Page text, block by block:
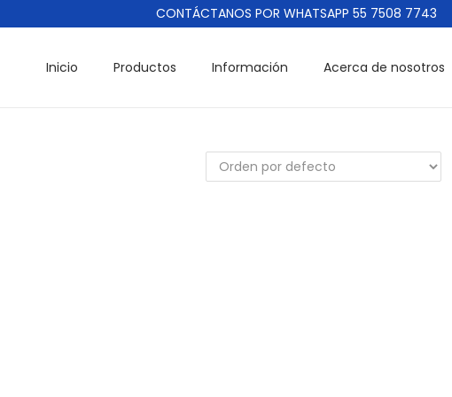
CONTÁCTANOS POR WHATSAPP 55 7508 7743
Inicio Productos Información Acerca de nosotros